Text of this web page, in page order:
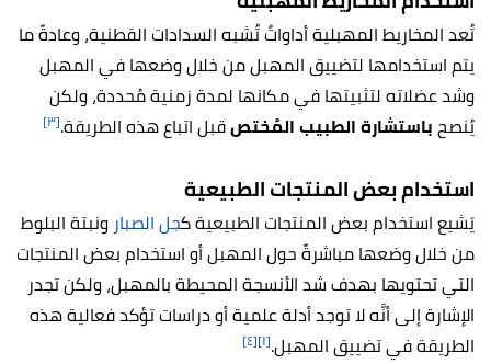
تُعد المخاريط المهبلية أداواتٌ تُشبه السدادات القطنية، وعادةً ما
يتم استخدامها لتضييق المهبل من خلال وضعها في المهبل
وشد عضلاته لتثبيتها في مكانها لمدة زمنية مُحددة، ولكن
يُنصحباستشارة الطبيب المُختصقبل اتباع هذه الطريقة.[٣]
استخدام بعض المنتجات الطبيعية
يَشيع استخدام بعض المنتجات الطبيعية كجل الصبار ونبتة البلوط
من خلال وضعها مباشرةً حول المهبل أو استخدام بعض المنتجات
التي تحتويها بهدف شد الأنسجة المحيطة بالمهبل، ولكن تجدر
الإشارة إلى أنَّه لا توجد أدلة علمية أو دراسات تؤكد فعالية هذه
الطريقة في تضييق المهبل.[١] [٤]